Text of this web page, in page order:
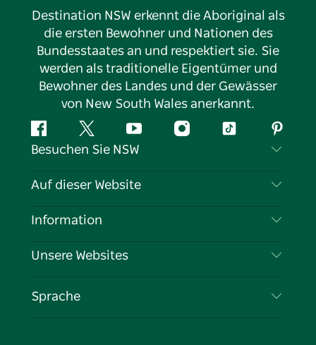
Destination NSW erkennt die Aboriginal als
die ersten Bewohner und Nationen des
Bundesstaates an und respektiert sie. Sie
werden als traditionelle Eigentümer und
Bewohner des Landes und der Gewässer
von New South Wales anerkannt.
FacebookTwitter YouTubeInstagramTikTok
Besuchen Sie NSW
Kontaktieren Sie uns
Cookie-Hinweis
Auf dieser Website
Reiseziele
Veranstaltungen
Information
Reiseinformationen
Unternehmen in NSW
Unsere Websites
Sprache